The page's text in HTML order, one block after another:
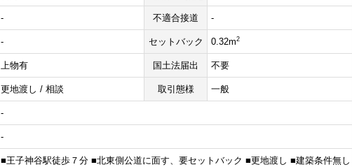
- 不適合接道 -
- セットバック 0.32m2
上物有 国土法届出 不要
更地渡し / 相談 取引態様 一般
-
-
■王子神谷駅徒歩７分 ■北東側公道に面す、要セットバック ■更地渡し ■建築条件無し